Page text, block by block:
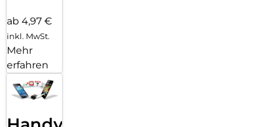
ab 4,97 €
inkl. MwSt.
Mehr
erfahren